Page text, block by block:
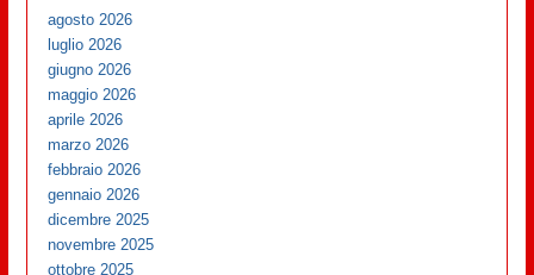
agosto 2026
luglio 2026
giugno 2026
maggio 2026
aprile 2026
marzo 2026
febbraio 2026
gennaio 2026
dicembre 2025
novembre 2025
ottobre 2025